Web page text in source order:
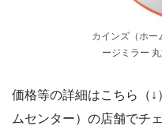
カインズ（ホー
ージミラー
価格等の詳細はこちら（
ムセンター）の店舗でチ